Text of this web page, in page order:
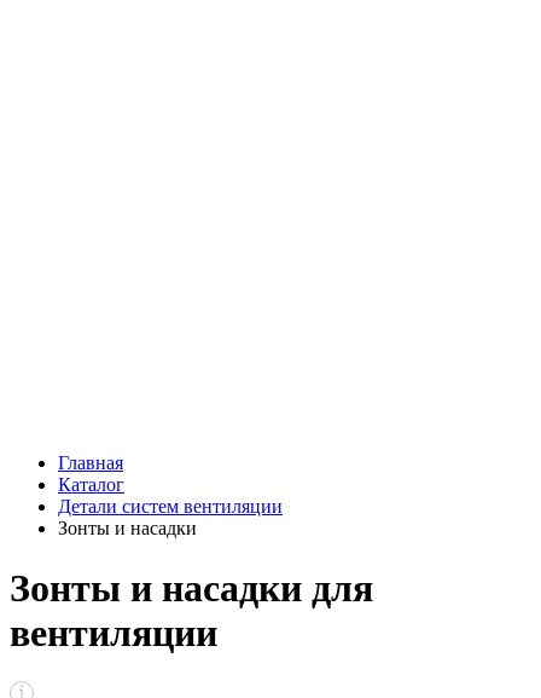
Главная
Каталог
Детали систем вентиляции
Зонты и насадки
Зонты и насадки для
вентиляции